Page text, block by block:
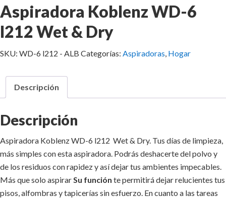
Aspiradora Koblenz WD-6
l212 Wet & Dry
SKU: WD-6 l212 - ALB Categorías: Aspiradoras, Hogar
Descripción
Descripción
Aspiradora Koblenz WD-6 l212 Wet & Dry. Tus días de limpieza,
más simples con esta aspiradora. Podrás deshacerte del polvo y
de los residuos con rapidez y así dejar tus ambientes impecables.
Más que solo aspirar Su función te permitirá dejar relucientes tus
pisos, alfombras y tapicerías sin esfuerzo. En cuanto a las tareas